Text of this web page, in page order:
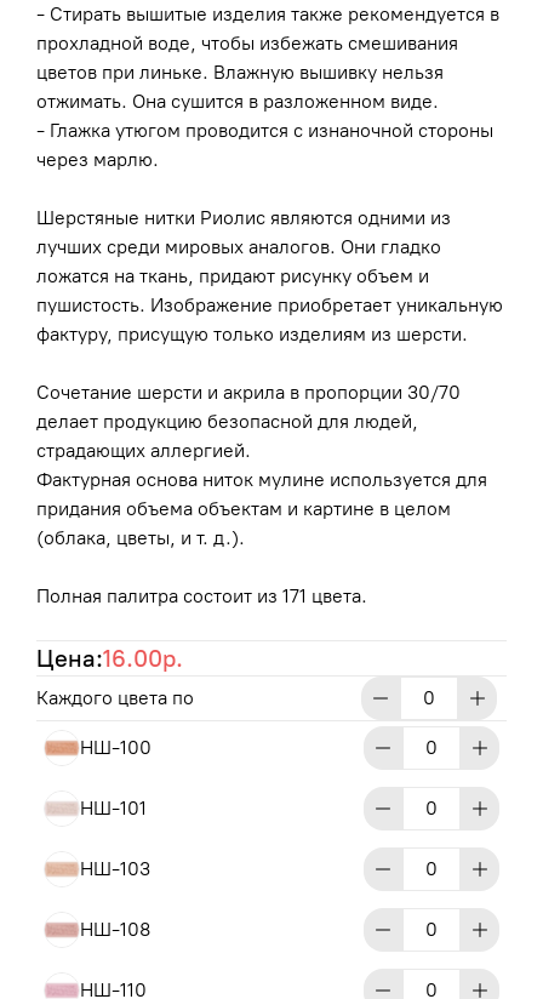
- Стирать вышитые изделия также рекомендуется в
прохладной воде, чтобы избежать смешивания
цветов при линьке. Влажную вышивку нельзя
отжимать. Она сушится в разложенном виде.
- Глажка утюгом проводится с изнаночной стороны
через марлю.
Шерстяные нитки Риолис являются одними из
лучших среди мировых аналогов. Они гладко
ложатся на ткань, придают рисунку объем и
пушистость. Изображение приобретает уникальную
фактуру, присущую только изделиям из шерсти.
Сочетание шерсти и акрила в пропорции 30/70
делает продукцию безопасной для людей,
страдающих аллергией.
Фактурная основа ниток мулине используется для
придания объема объектам и картине в целом
(облака, цветы, и т. д.).
Полная палитра состоит из 171 цвета.
Цена:16.00р.
Каждого цвета по
НШ-100
НШ-101
НШ-103
НШ-108
НШ-110